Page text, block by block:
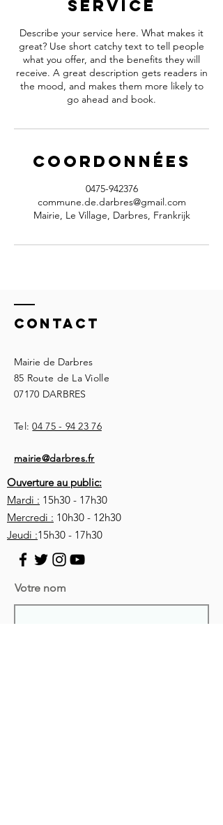
service
Describe your service here. What makes it
great? Use short catchy text to tell people
what you offer, and the benefits they will
receive. A great description gets readers in
the mood, and makes them more likely to
go ahead and book.
Coordonnées
0475-942376
commune.de.darbres@gmail.com
Mairie, Le Village, Darbres, Frankrijk
Contact
Mairie de Darbres
85 Route de La Violle
07170 DARBRES
Tel:04 75 - 94 23 76
mairie@darbres.fr
Ouverture au public:
Mardi : 15h30 - 17h30
Mercredi : 10h30 - 12h30
Jeudi :15h30 - 17h30
Votre nom